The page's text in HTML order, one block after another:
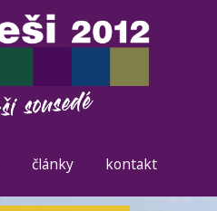
články kontakt